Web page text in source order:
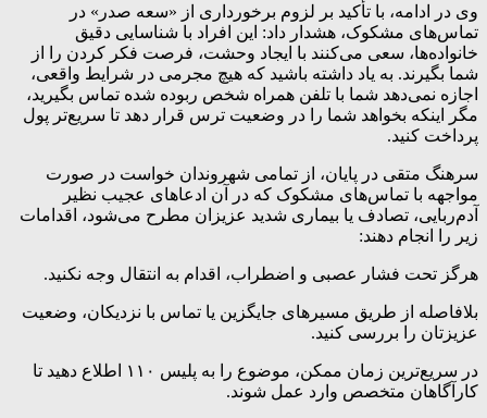
وی در ادامه، با تأکید بر لزوم برخورداری از «سعه صدر» در
تماس‌های مشکوک، هشدار داد: این افراد با شناسایی دقیق
خانواده‌ها، سعی می‌کنند با ایجاد وحشت، فرصت فکر کردن را از
شما بگیرند. به یاد داشته باشید که هیچ مجرمی در شرایط واقعی،
اجازه نمی‌دهد شما با تلفن همراه شخص ربوده شده تماس بگیرید،
مگر اینکه بخواهد شما را در وضعیت ترس قرار دهد تا سریع‌تر پول
پرداخت کنید.
سرهنگ متقی در پایان، از تمامی شهروندان خواست در صورت
مواجهه با تماس‌های مشکوک که در آن ادعاهای عجیب نظیر
آدم‌ربایی، تصادف یا بیماری شدید عزیزان مطرح می‌شود، اقدامات
زیر را انجام دهند:
هرگز تحت فشار عصبی و اضطراب، اقدام به انتقال وجه نکنید.
بلافاصله از طریق مسیرهای جایگزین یا تماس با نزدیکان، وضعیت
عزیزتان را بررسی کنید.
در سریع‌ترین زمان ممکن، موضوع را به پلیس ۱۱۰ اطلاع دهید تا
کارآگاهان متخصص وارد عمل شوند.